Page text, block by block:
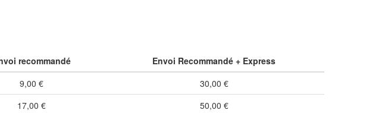
recommandé
Envoi Recommandé + Express
9,00 €
30,00 €
17,00 €
50,00 €